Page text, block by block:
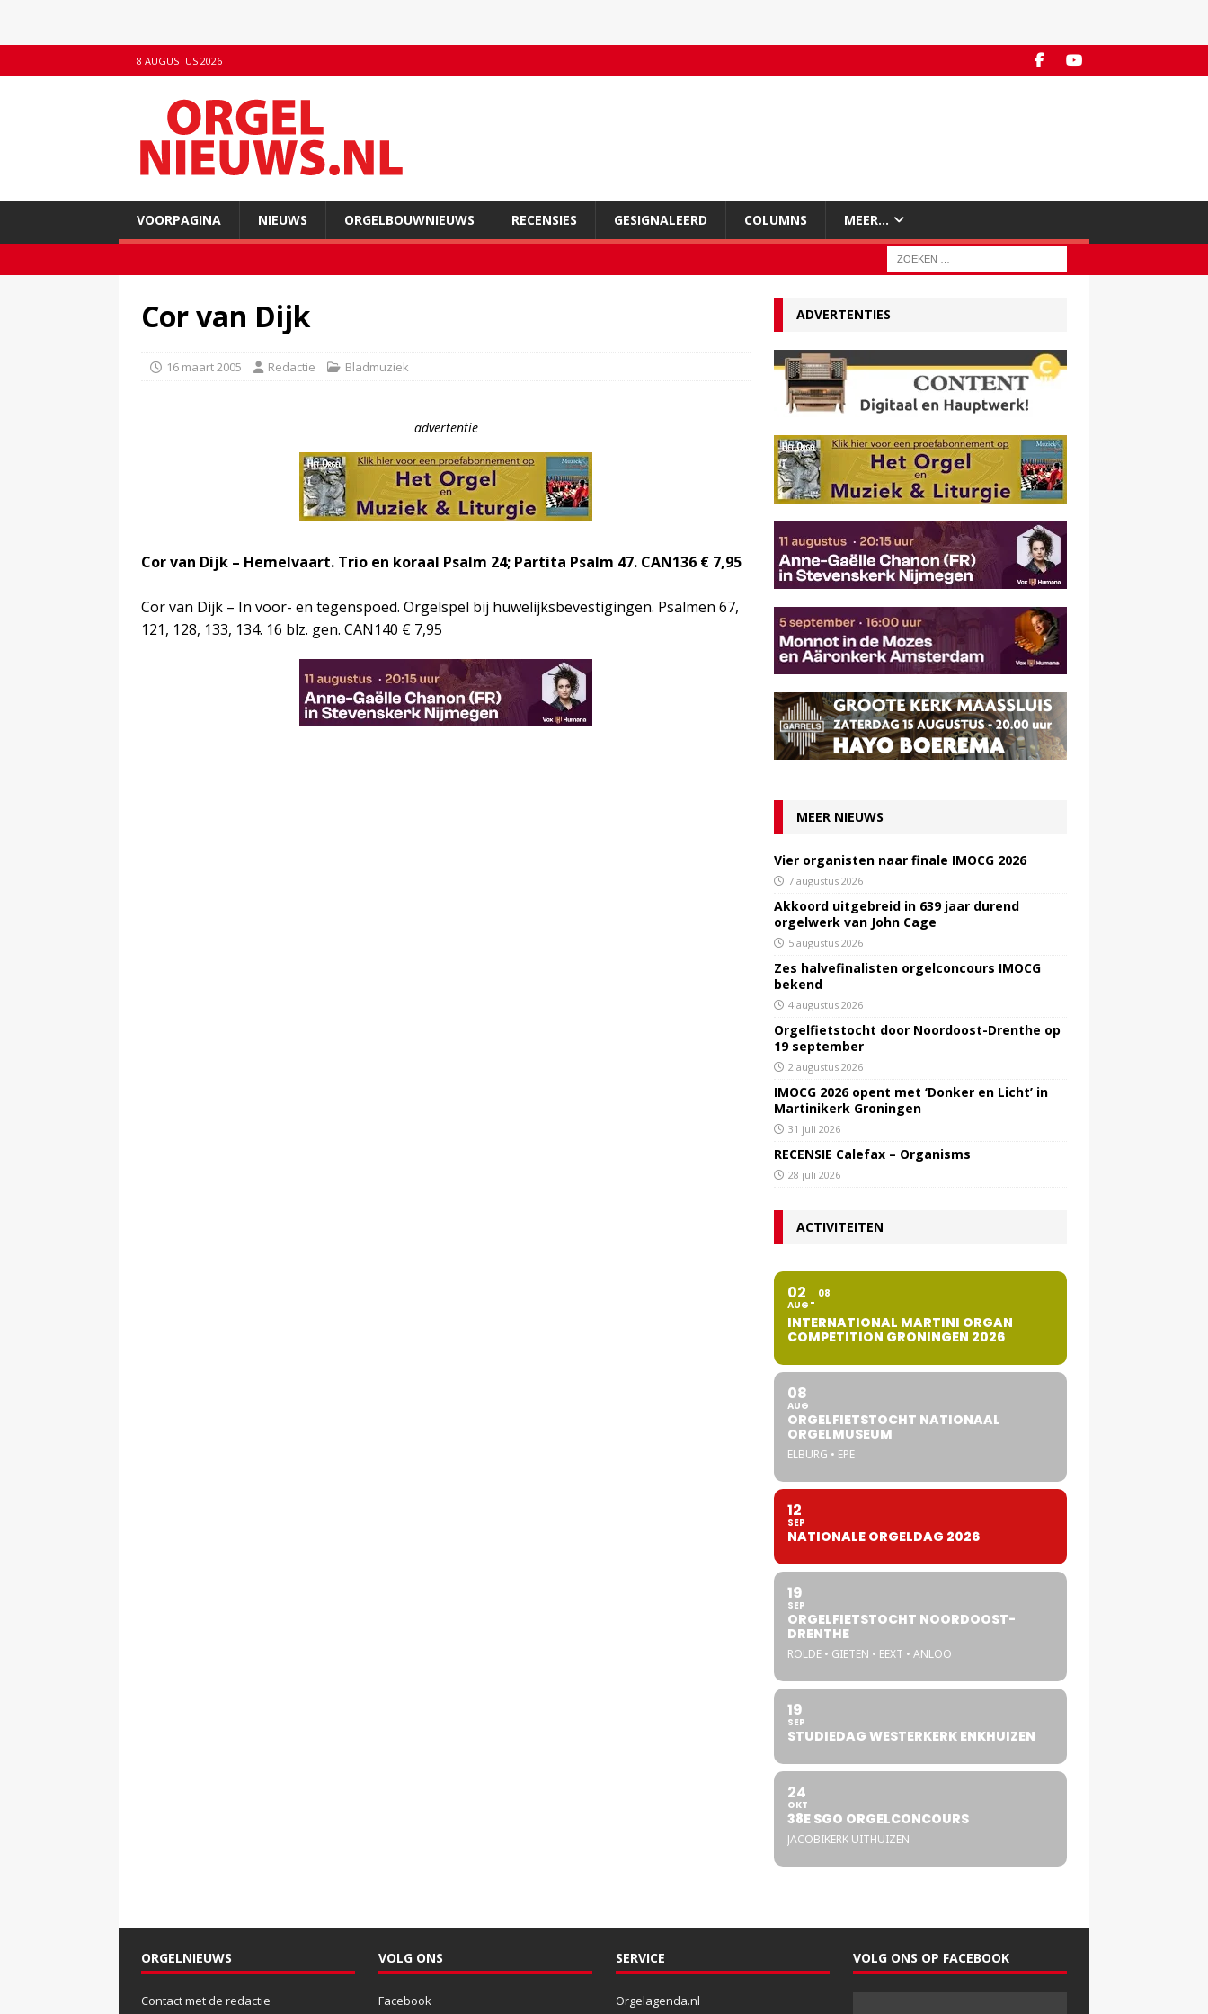
8 AUGUSTUS 2026
VOORPAGINA NIEUWS ORGELBOUWNIEUWS RECENSIES GESIGNALEERD COLUMNS MEER…
Cor van Dijk
16 maart 2005 Redactie Bladmuziek
advertentie
Cor van Dijk – Hemelvaart. Trio en koraal Psalm 24; Partita Psalm 47. CAN136 € 7,95
Cor van Dijk – In voor- en tegenspoed. Orgelspel bij huwelijksbevestigingen. Psalmen 67,
121, 128, 133, 134. 16 blz. gen. CAN140 € 7,95
ADVERTENTIES
MEER NIEUWS
Vier organisten naar finale IMOCG 2026
7 augustus 2026
Akkoord uitgebreid in 639 jaar durend
orgelwerk van John Cage
5 augustus 2026
Zes halvefinalisten orgelconcours IMOCG
bekend
4 augustus 2026
Orgelfietstocht door Noordoost-Drenthe op
19 september
2 augustus 2026
IMOCG 2026 opent met ‘Donker en Licht’ in
Martinikerk Groningen
31 juli 2026
RECENSIE Calefax – Organisms
28 juli 2026
ACTIVITEITEN
02
AUG
08
INTERNATIONAL MARTINI ORGAN
COMPETITION GRONINGEN 2026
08
AUG
ORGELFIETSTOCHT NATIONAAL
ORGELMUSEUM
ELBURG • EPE
12
SEP
NATIONALE ORGELDAG 2026
19
SEP
ORGELFIETSTOCHT NOORDOOST-
DRENTHE
ROLDE • GIETEN • EEXT • ANLOO
19
SEP
STUDIEDAG WESTERKERK ENKHUIZEN
24
OKT
38E SGO ORGELCONCOURS
JACOBIKERK UITHUIZEN
ORGELNIEUWS
Contact met de redactie
VOLG ONS
Facebook
SERVICE
Orgelagenda.nl
VOLG ONS OP FACEBOOK